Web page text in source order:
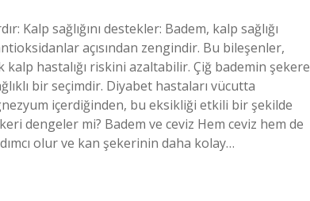
Kalp sağlığını destekler: Badem, kalp sağlığı
açısından zengindir. Bu bileşenler,
hastalığı riskini azaltabilir. Çiğ bademin şekere
bir seçimdir. Diyabet hastaları vücutta
içerdiğinden, bu eksikliği etkili bir şekilde
dengeler mi? Badem ve ceviz Hem ceviz hem de
olur ve kan şekerinin daha kolay…